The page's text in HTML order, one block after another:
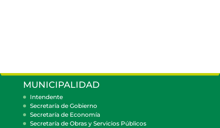
MUNICIPALIDAD
Intendente
Secretaría de Gobierno
Secretaría de Economía
Secretaría de Obras y Servicios Públicos